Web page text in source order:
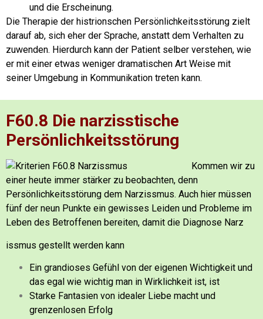
und die Erscheinung.
Die Therapie der histrionschen Persönlichkeitsstörung zielt
darauf ab, sich eher der Sprache, anstatt dem Verhalten zu
zuwenden. Hierdurch kann der Patient selber verstehen, wie
er mit einer etwas weniger dramatischen Art Weise mit
seiner Umgebung in Kommunikation treten kann.
F60.8 Die narzisstische
Persönlichkeitsstörung
Kommen wir zu
einer heute immer stärker zu beobachten, denn
Persönlichkeitsstörung dem Narzissmus. Auch hier müssen
fünf der neun Punkte ein gewisses Leiden und Probleme im
Leben des Betroffenen bereiten, damit die Diagnose Narz
issmus gestellt werden kann
Ein grandioses Gefühl von der eigenen Wichtigkeit und
das egal wie wichtig man in Wirklichkeit ist, ist
Starke Fantasien von idealer Liebe macht und
grenzenlosen Erfolg